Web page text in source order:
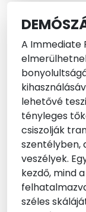
A Immediate
lehetővé
tényleges
csiszolják
szentélyben,
veszélyek.
kezdő, mind
széles